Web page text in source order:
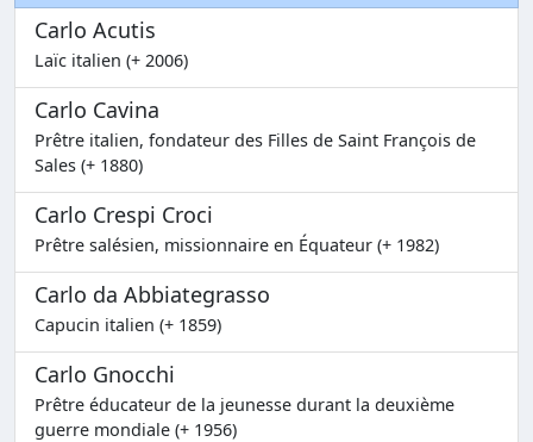
Carlo Acutis
Laïc italien (+ 2006)
Carlo Cavina
Prêtre italien, fondateur des Filles de Saint François de
Sales (+ 1880)
Carlo Crespi Croci
Prêtre salésien, missionnaire en Équateur (+ 1982)
Carlo da Abbiategrasso
Capucin italien (+ 1859)
Carlo Gnocchi
Prêtre éducateur de la jeunesse durant la deuxième
guerre mondiale (+ 1956)